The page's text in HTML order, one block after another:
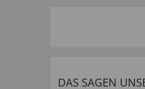
DAS SAGEN